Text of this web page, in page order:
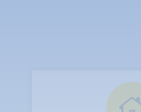
mit 4 Plätzen im